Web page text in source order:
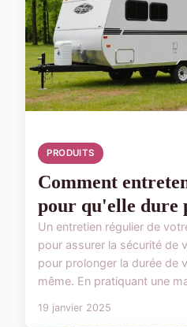
PRODUITS
Comment
pour qu'elle dure
Un entretien régulier de
pour assurer la sécurité de
pour prolonger la durée de
même. En pratiquant une
19 janvier 2025